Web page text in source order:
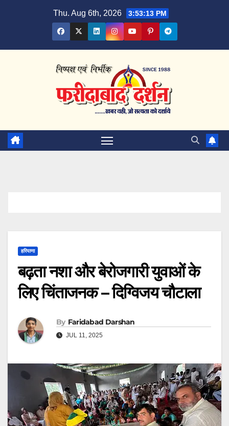
Thu. Aug 6th, 2026 3:53:13 PM
हरियाणा
बढ़ता नशा और बेरोजगारी युवाओं के
लिए चिंताजनक – दिग्विजय चौटाला
By Faridabad Darshan
JUL 11, 2025